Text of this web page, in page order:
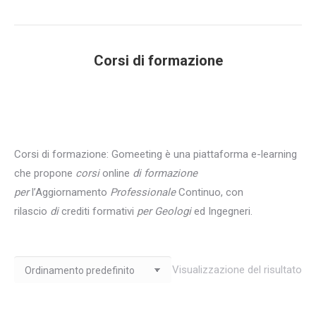
Corsi di formazione
Corsi di formazione: Gomeeting è una piattaforma e-learning
che propone corsionline di formazione
perl’Aggiornamento ProfessionaleContinuo, con
rilascio dicrediti formativi per Geologied Ingegneri.
Visualizzazione del risultato